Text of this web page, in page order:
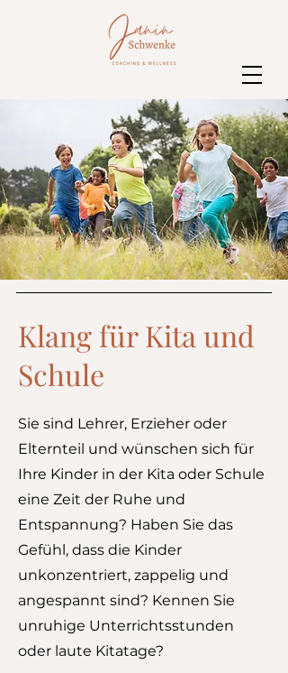
Klang für Kita und
Schule
Sie sind Lehrer, Erzieher oder
Elternteil und wünschen sich für
Ihre Kinder in der Kita oder Schule
eine Zeit der Ruhe und
Entspannung? Haben Sie das
Gefühl, dass die Kinder
unkonzentriert, zappelig und
angespannt sind? Kennen Sie
unruhige Unterrichtsstunden
oder laute Kitatage?